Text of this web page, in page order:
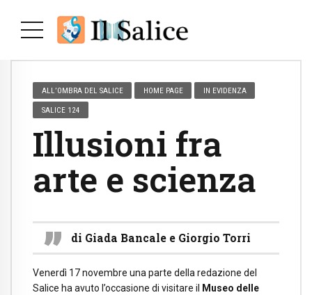
ALL’OMBRA DEL SALICE HOME PAGE IN EVIDENZA
SALICE 124
Illusioni fra
arte e scienza
di Giada Bancale e Giorgio Torri
Venerdì 17 novembre una parte della redazione del
Salice ha avuto l’occasione di visitare il
Museo delle